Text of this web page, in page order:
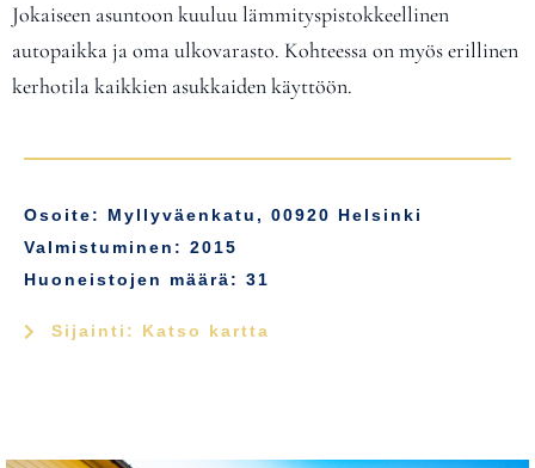
Jokaiseen asuntoon kuuluu lämmityspistokkeellinen
autopaikka ja oma ulkovarasto. Kohteessa on myös erillinen
kerhotila kaikkien asukkaiden käyttöön.
Osoite: Myllyväenkatu, 00920 Helsinki
Valmistuminen: 2015
Huoneistojen määrä: 31
Sijainti: Katso kartta